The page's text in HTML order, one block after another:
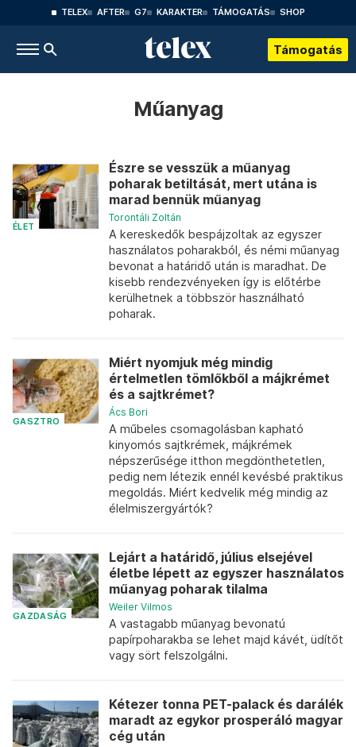
TELEX AFTER G7 KARAKTER TÁMOGATÁS SHOP
Támogatás
Műanyag
ÉLET
Észre se vesszük a műanyag
poharak betiltását, mert utána is
marad bennük műanyag
Torontáli Zoltán
A kereskedők bespájzoltak az egyszer
használatos poharakból, és némi műanyag
bevonat a határidő után is maradhat. De
kisebb rendezvényeken így is előtérbe
kerülhetnek a többször használható
poharak.
GASZTRO
Miért nyomjuk még mindig
értelmetlen tömlőkből a májkrémet
és a sajtkrémet?
Ács Bori
A műbeles csomagolásban kapható
kinyomós sajtkrémek, májkrémek
népszerűsége itthon megdönthetetlen,
pedig nem létezik ennél kevésbé praktikus
megoldás. Miért kedvelik még mindig az
élelmiszergyártók?
GAZDASÁG
Lejárt a határidő, július elsejével
életbe lépett az egyszer használatos
műanyag poharak tilalma
Weiler Vilmos
A vastagabb műanyag bevonatú
papírpoharakba se lehet majd kávét, üdítőt
vagy sört felszolgálni.
Kétezer tonna PET-palack és darálék
maradt az egykor prosperáló magyar
cég után